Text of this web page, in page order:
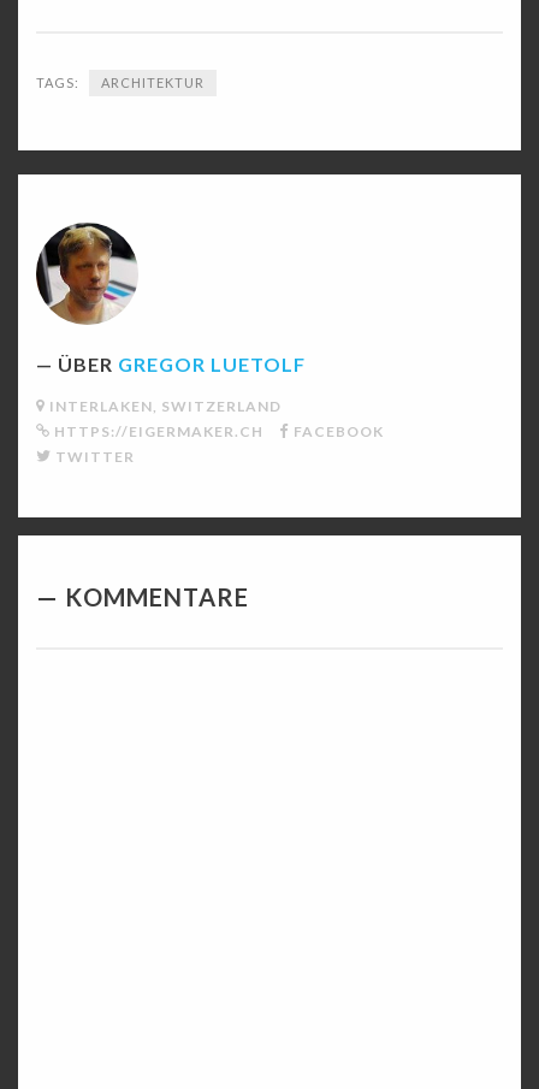
TAGS: ARCHITEKTUR
ÜBER GREGOR LUETOLF
INTERLAKEN, SWITZERLAND
HTTPS://EIGERMAKER.CH
FACEBOOK
TWITTER
KOMMENTARE